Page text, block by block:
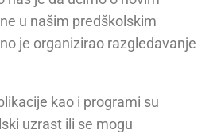
u našim predškolskim
je organizirao razgledavanje
kao i programi su
uzrast ili se mogu